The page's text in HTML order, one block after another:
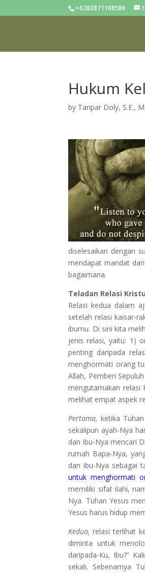
+6283871108586
Hukum
by Taripar Doly, S.E.,
diselesaikan dengan
mendapat mandat
bagaimana.
Teladan Relasi
Relasi kedua dalam
setelah relasi kaisar-
ibumu. Di sini kita
jenis relasi, yaitu: 1)
penting daripada
menghormati orang
Allah, Pemberi
mengutamakan relasi
melihat empat aspek
Pertama, ketika
sekalipun ayah-Nya
dan ibu-Nya mencari
rumah Bapa-Nya,
dan ibu-Nya sebagai
untuk menghormati
memiliki sifat ilahi,
Nya. Tuhan Yesus
Yesus harus hidup
Kedua, relasi terlihat
diminta untuk
daripada-Ku, Ibu?”
sekali. Sebenarnya